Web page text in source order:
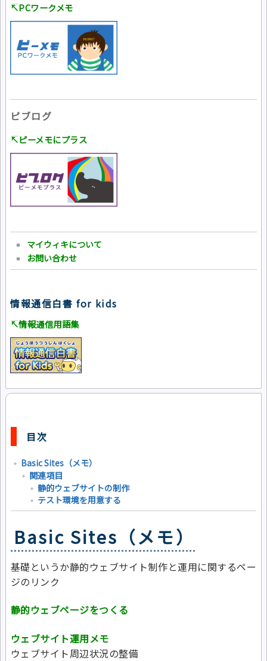
↸PCワークメモ
ピブログ
↸ピーメモにプラス
マイウィキについて
お問い合わせ
情報通信白書 for kids
↸情報通信用語集
目次
Basic Sites（メモ）
関連項目
静的ウェブサイトの制作
テスト環境を用意する
Basic Sites（メモ）
基礎というか静的ウェブサイト制作と運用に関するペー
ジのリンク
静的ウェブページをつくる
ウェブサイト運用メモ
ウェブサイト周辺状況の整備